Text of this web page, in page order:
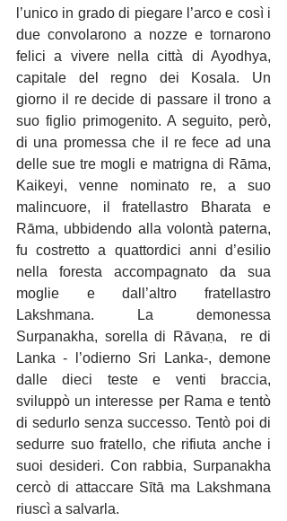
l’unico in grado di piegare l’arco e così i
due convolarono a nozze e tornarono
felici a vivere nella città di Ayodhya,
capitale del regno dei Kosala. Un
giorno il re decide di passare il trono a
suo figlio primogenito. A seguito, però,
di una promessa che il re fece ad una
delle sue tre mogli e matrigna di Rāma,
Kaikeyi, venne nominato re, a suo
malincuore, il fratellastro Bharata e
Rāma, ubbidendo alla volontà paterna,
fu costretto a quattordici anni d’esilio
nella foresta accompagnato da sua
moglie e dall’altro fratellastro
Lakshmana. La demonessa
Surpanakha, sorella di Rāvaṇa,  re di
Lanka - l’odierno Sri Lanka-, demone
dalle dieci teste e venti braccia,
sviluppò un interesse per Rama e tentò
di sedurlo senza successo. Tentò poi di
sedurre suo fratello, che rifiuta anche i
suoi desideri. Con rabbia, Surpanakha
cercò di attaccare Sītā ma Lakshmana
riuscì a salvarla.